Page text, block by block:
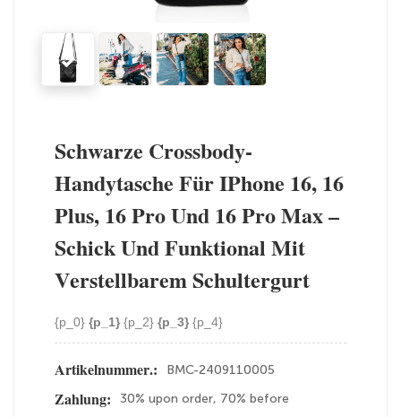
Schwarze Crossbody-
Handytasche Für IPhone 16, 16
Plus, 16 Pro Und 16 Pro Max –
Schick Und Funktional Mit
Verstellbarem Schultergurt
{p_0} {p_1}{p_2} {p_3}{p_4}
Artikelnummer.:
BMC-2409110005
Zahlung:
30% upon order, 70% before